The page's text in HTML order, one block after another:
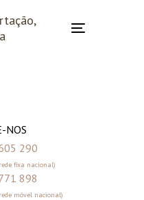
Toggle
NOS
290
fixa nacional)
898
móvel nacional)